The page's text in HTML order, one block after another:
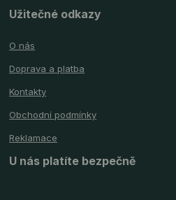
Užitečné odkazy
O nás
Doprava a platba
Kontakty
Obchodní podmínky
Reklamace
U nás platíte bezpečně